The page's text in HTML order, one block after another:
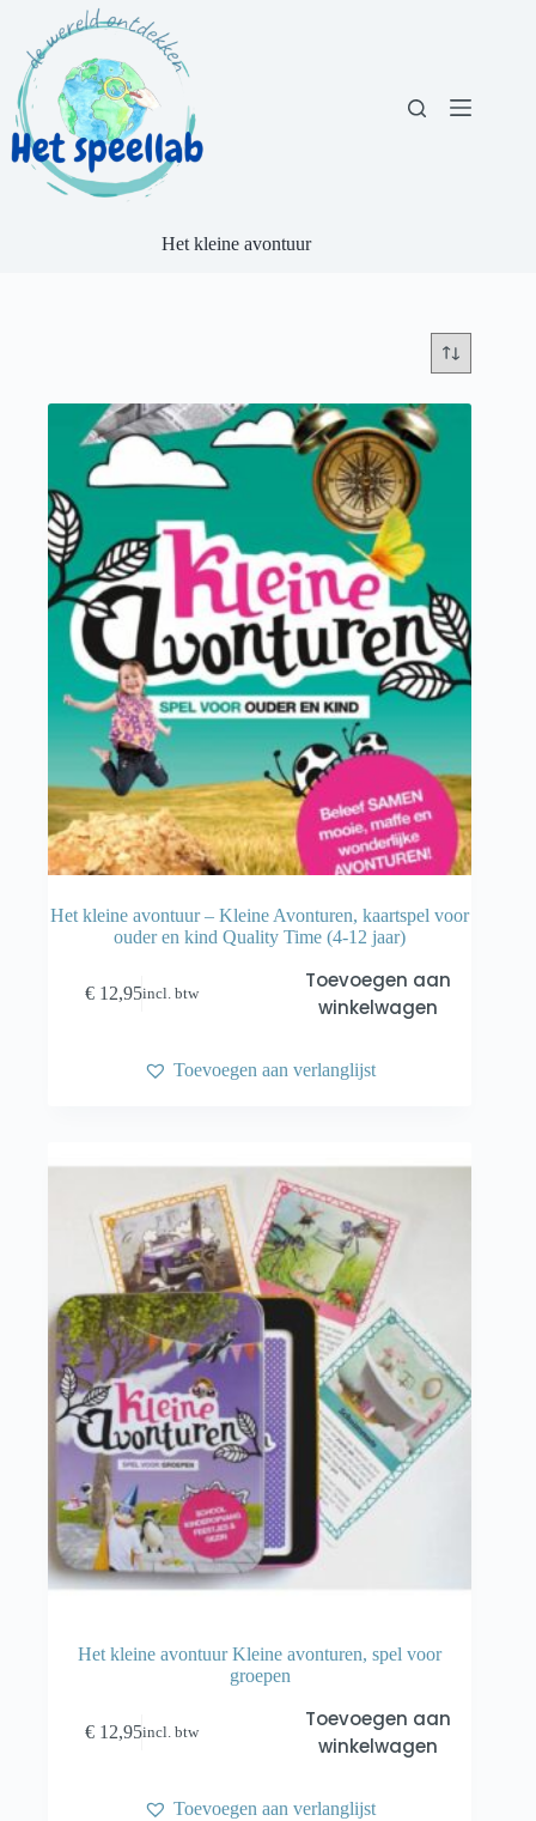
inhoud
Het kleine avontuur
Het kleine avontuur – Kleine Avonturen, kaartspel voor
ouder en kind Quality Time (4-12 jaar)
€ 12,95incl. btw
Toevoegen aan
winkelwagen
Toevoegen aan verlanglijst
Het kleine avontuur Kleine avonturen, spel voor
groepen
€ 12,95incl. btw
Toevoegen aan
winkelwagen
Toevoegen aan verlanglijst